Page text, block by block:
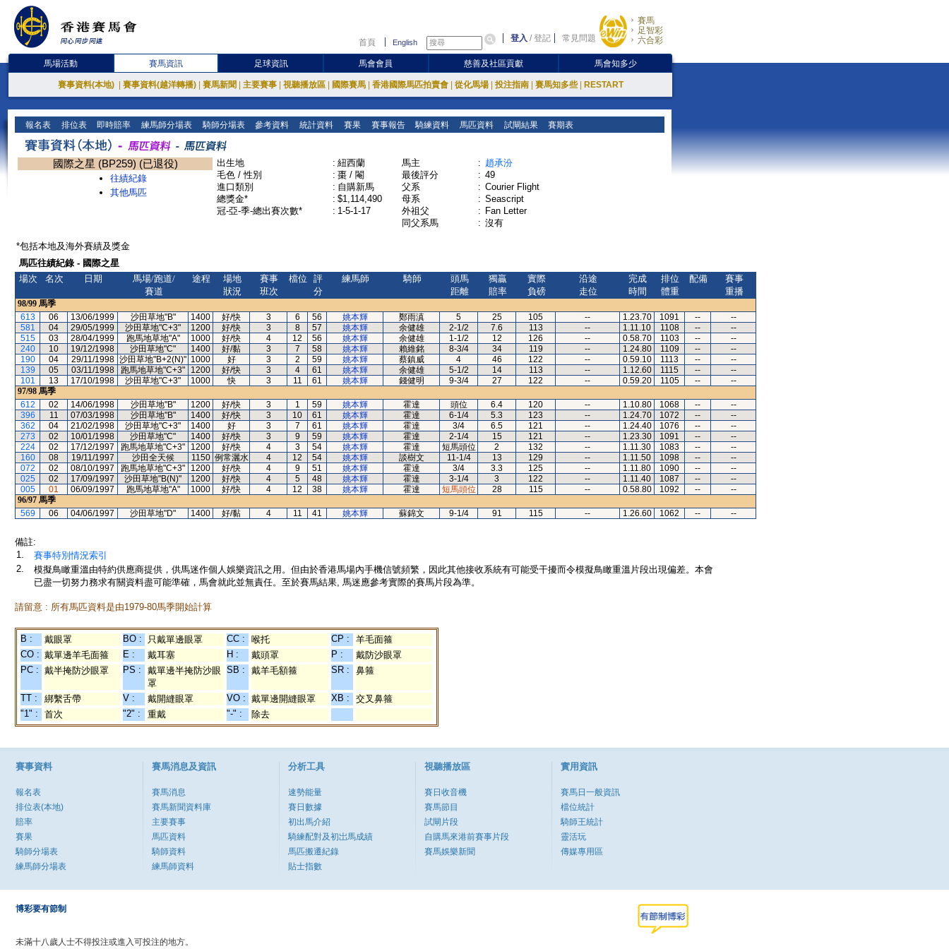
首頁 English 登入 /登記 常見問題
賽馬
足智彩
六合彩
馬場活動 賽馬資訊 足球資訊 馬會會員 慈善及社區貢獻 馬會知多少
賽事資料(本地) 賽事資料(越洋轉播) 賽馬新聞 主要賽事 視聽播放區 國際賽馬 香港國際馬匹拍賣會 從化馬場 投注指南 賽馬知多些 RESTART
報名表 排位表 即時賠率 練馬師分場表 騎師分場表 參考資料 統計資料 賽果 賽事報告 騎練資料 馬匹資料 試閘結果 賽期表
國際之星 (BP259) (已退役)
往績紀錄
其他馬匹
出生地 : 紐西蘭
毛色 / 性別
: 棗 / 閹
進口類別
: 自購新馬
總獎金*
: $1,114,490
冠-亞-季-總出賽次數*
: 1-5-1-17
馬主 : 趙承汾
最後評分
: 49
父系
: Courier Flight
母系
: Seascript
外祖父
: Fan Letter
同父系馬
: 沒有
*包括本地及海外賽績及獎金
馬匹往績紀錄 - 國際之星
場次
名次 日期
馬場/跑道/
賽道
途程
場地
狀況
賽事
班次
檔位
評
分
練馬師 騎師
頭馬
距離
獨贏
賠率
實際
負磅
沿途
走位
完成
時間
排位
體重
配備
賽事
重播
98/99 馬季
613
06 13/06/1999 沙田草地"B" 1400 好/快 3 6 56 姚本輝 鄭雨滇 5 25 105 -- 1.23.70 1091 --
--
581
04 29/05/1999 沙田草地"C+3" 1200 好/快 3 8 57 姚本輝 余健雄 2-1/2 7.6 113 -- 1.11.10 1108 --
--
515
03 28/04/1999 跑馬地草地"A" 1000 好/快 4 12 56 姚本輝 余健雄 1-1/2 12 126 -- 0.58.70 1103 --
--
240
10 19/12/1998 沙田草地"C" 1400 好/黏 3 7 58 姚本輝 賴維銘 8-3/4 34 119 -- 1.24.80 1109 --
--
190
04 29/11/1998 沙田草地"B+2(N)" 1000 好 3 2 59 姚本輝 蔡鎮威 4 46 122 -- 0.59.10 1113 --
--
139
05 03/11/1998 跑馬地草地"C+3" 1200 好/快 3 4 61 姚本輝 余健雄 5-1/2 14 113 -- 1.12.60 1115 --
--
101
13 17/10/1998 沙田草地"C+3" 1000 快 3 11 61 姚本輝 錢健明 9-3/4 27 122 -- 0.59.20 1105 --
--
97/98 馬季
612
02 14/06/1998 沙田草地"B" 1200 好/快 3 1 59 姚本輝 霍達 頭位 6.4 120 -- 1.10.80 1068 --
--
396
11 07/03/1998 沙田草地"B" 1400 好/快 3 10 61 姚本輝 霍達 6-1/4 5.3 123 -- 1.24.70 1072 --
--
362
04 21/02/1998 沙田草地"C+3" 1400 好 3 7 61 姚本輝 霍達 3/4 6.5 121 -- 1.24.40 1076 --
--
273
02 10/01/1998 沙田草地"C" 1400 好/快 3 9 59 姚本輝 霍達 2-1/4 15 121 -- 1.23.30 1091 --
--
224
02 17/12/1997 跑馬地草地"C+3" 1200 好/快 4 3 54 姚本輝 霍達 短馬頭位 2 132 -- 1.11.30 1083 --
--
160
08 19/11/1997 沙田全天候 1150 例常灑水 4 12 54 姚本輝 談樹文 11-1/4 13 129 -- 1.11.50 1098 --
--
072
02 08/10/1997 跑馬地草地"C+3" 1200 好/快 4 9 51 姚本輝 霍達 3/4 3.3 125 -- 1.11.80 1090 --
--
025
02 17/09/1997 沙田草地"B(N)" 1200 好/快 4 5 48 姚本輝 霍達 3-1/4 3 122 -- 1.11.40 1087 --
--
005
01 06/09/1997 跑馬地草地"A" 1000 好/快 4 12 38 姚本輝 霍達 短馬頭位 28 115 -- 0.58.80 1092 --
--
96/97 馬季
569
06 04/06/1997 沙田草地"D" 1400 好/黏 4 11 41 姚本輝 蘇錦文 9-1/4 91 115 -- 1.26.60 1062 -- --
備註:
1.
賽事特別情況索引
2.
模擬鳥瞰重溫由特約供應商提供，供馬迷作個人娛樂資訊之用。但由於香港馬場內手機信號頻繁，因此其他接收系統有可能受干擾而令模擬鳥瞰重溫片段出現偏差。本會
已盡一切努力務求有關資料盡可能準確，馬會就此並無責任。至於賽馬結果, 馬迷應參考實際的賽馬片段為準。
請留意 : 所有馬匹資料是由1979-80馬季開始計算
B : 戴眼罩 BO : 只戴單邊眼罩 CC : 喉托 CP :
羊毛面箍
CO : 戴單邊羊毛面箍 E : 戴耳塞 H : 戴頭罩 P :
戴防沙眼罩
PC : 戴半掩防沙眼罩 PS :
戴單邊半掩防沙眼
罩
SB : 戴羊毛額箍 SR : 鼻箍
TT : 綁繫舌帶 V : 戴開縫眼罩 VO : 戴單邊開縫眼罩 XB :
交叉鼻箍
"1" :
首次 "2" : 重戴 "-" : 除去
賽事資料
報名表
排位表(本地)
賠率
賽果
騎師分場表
練馬師分場表
賽馬消息及資訊
賽馬消息
賽馬新聞資料庫
主要賽事
馬匹資料
騎師資料
練馬師資料
分析工具
速勢能量
賽日數據
初出馬介紹
騎練配對及初岀馬成績
馬匹搬遷紀錄
貼士指數
視聽播放區
賽日收音機
賽馬節目
試閘片段
自購馬來港前賽事片段
賽馬娛樂新聞
實用資訊
賽馬日一般資訊
檔位統計
騎師王統計
靈活玩
傳媒專用區
博彩要有節制
未滿十八歲人士不得投注或進入可投注的地方。